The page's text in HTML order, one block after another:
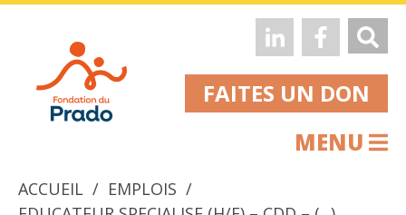
FAITES UN DON
MENU
ACCUEIL
EMPLOIS